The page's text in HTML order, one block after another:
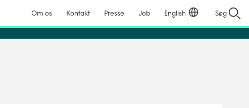
Om os Kontakt Presse Job English Søg